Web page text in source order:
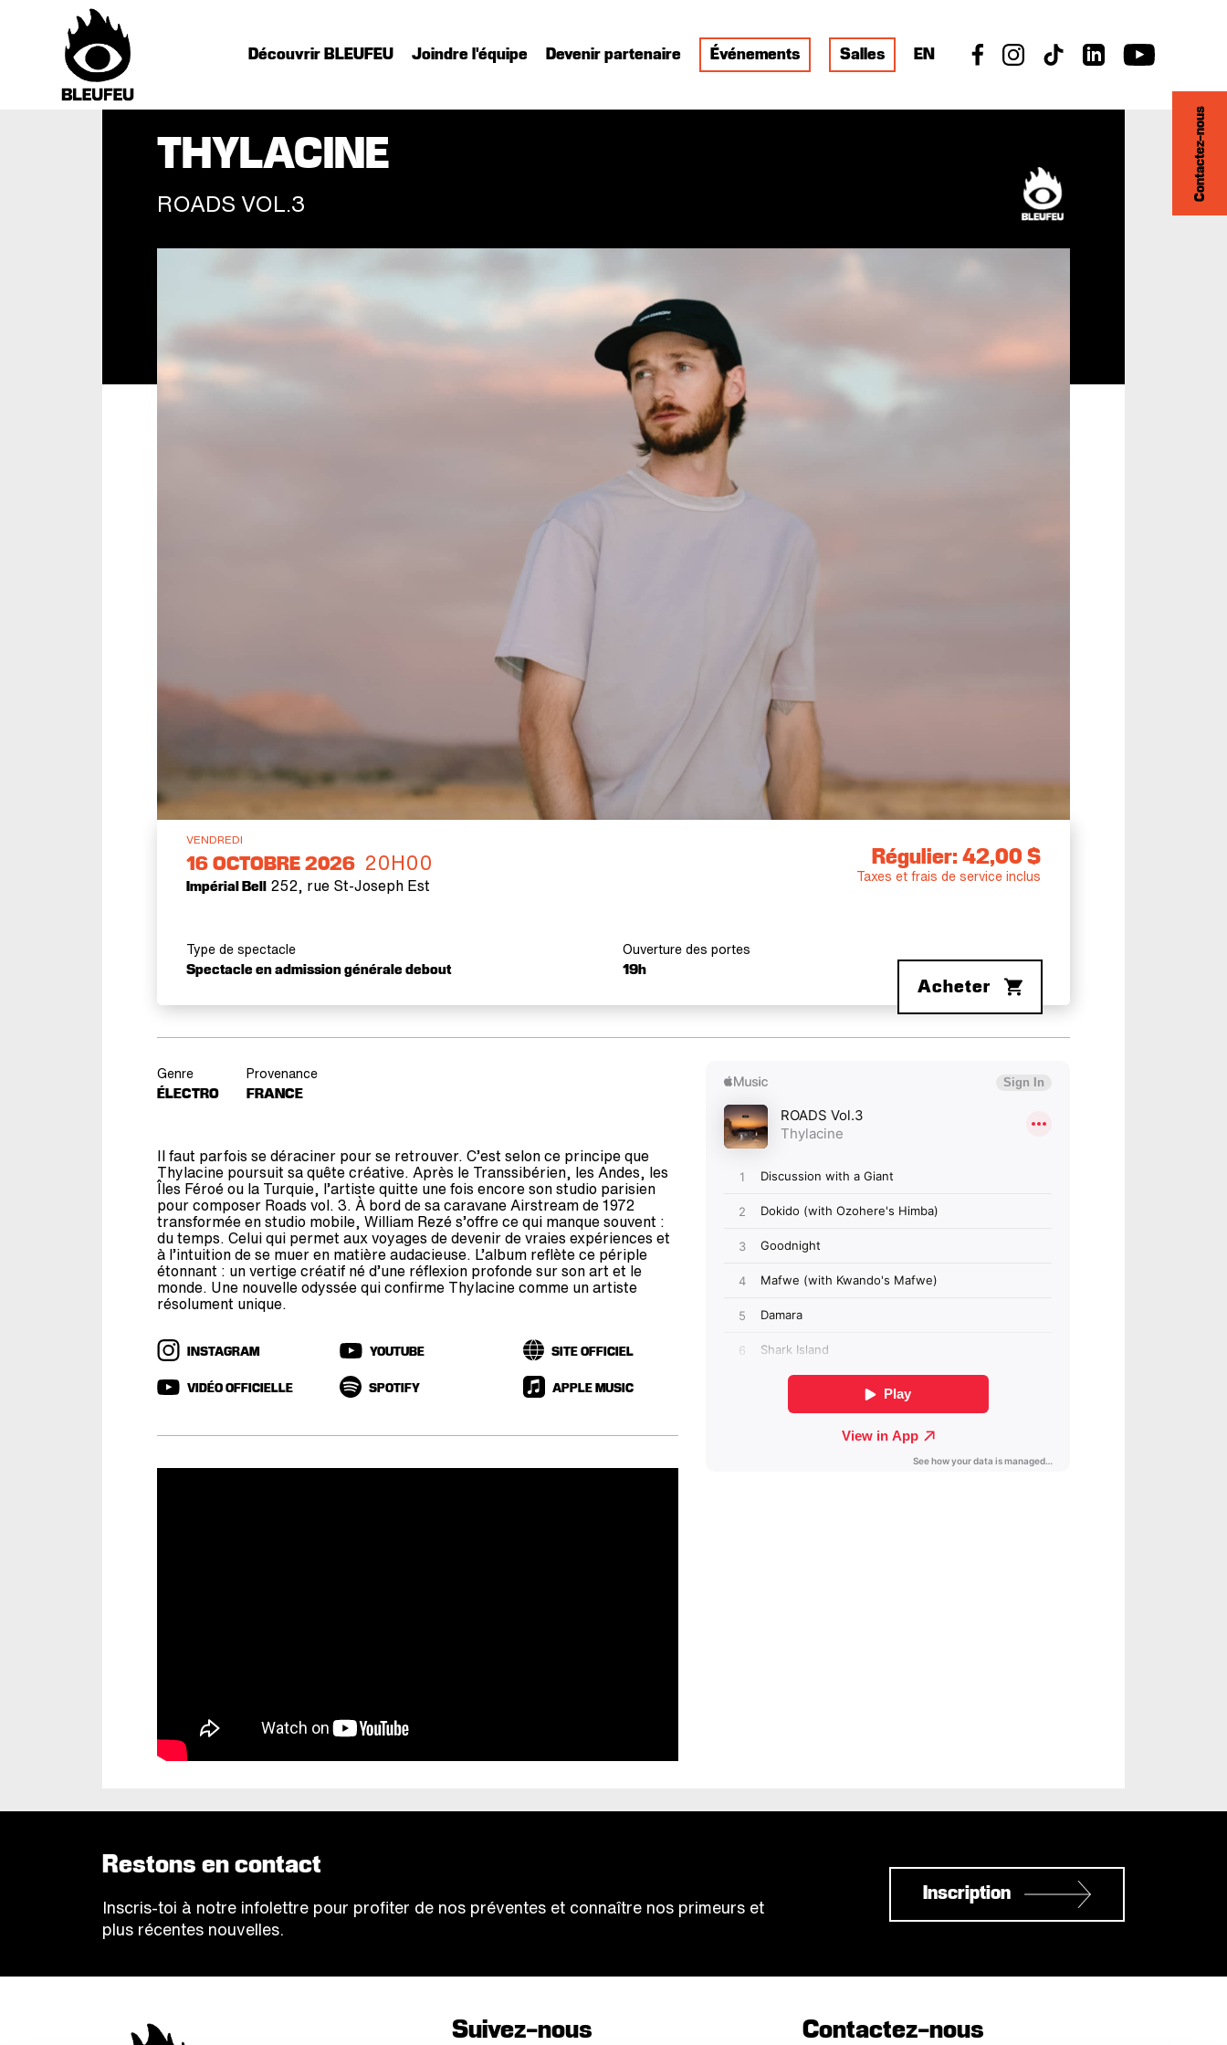
Découvrir BLEUFEU Joindre l'équipe Devenir partenaire Événements Salles EN
Contactez-nous
THYLACINE
ROADS VOL.3
VENDREDI
16 OCTOBRE 2026 20H00
Impérial Bell 252, rue St-Joseph Est
Régulier: 42,00 $
Taxes et frais de service inclus
Type de spectacle
Spectacle en admission générale debout
Ouverture des portes
19h
Acheter
Genre
ÉLECTRO
Provenance
FRANCE
Il faut parfois se déraciner pour se retrouver. C’est selon ce principe que
Thylacine poursuit sa quête créative. Après le Transsibérien, les Andes, les
Îles Féroé ou la Turquie, l’artiste quitte une fois encore son studio parisien
pour composer Roads vol. 3. À bord de sa caravane Airstream de 1972
transformée en studio mobile, William Rezé s’offre ce qui manque souvent :
du temps. Celui qui permet aux voyages de devenir de vraies expériences et
à l’intuition de se muer en matière audacieuse. L’album reflète ce périple
étonnant : un vertige créatif né d’une réflexion profonde sur son art et le
monde. Une nouvelle odyssée qui confirme Thylacine comme un artiste
résolument unique.
INSTAGRAM YOUTUBE SITE OFFICIEL
VIDÉO OFFICIELLE SPOTIFY APPLE MUSIC
Restons en contact
Inscris-toi à notre infolettre pour profiter de nos préventes et connaître nos primeurs et
plus récentes nouvelles.
Inscription
Suivez-nous Contactez-nous